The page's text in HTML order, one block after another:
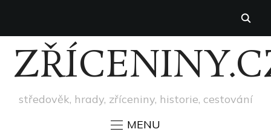
středověk, hrady, zříceniny, historie, cestování
MENU